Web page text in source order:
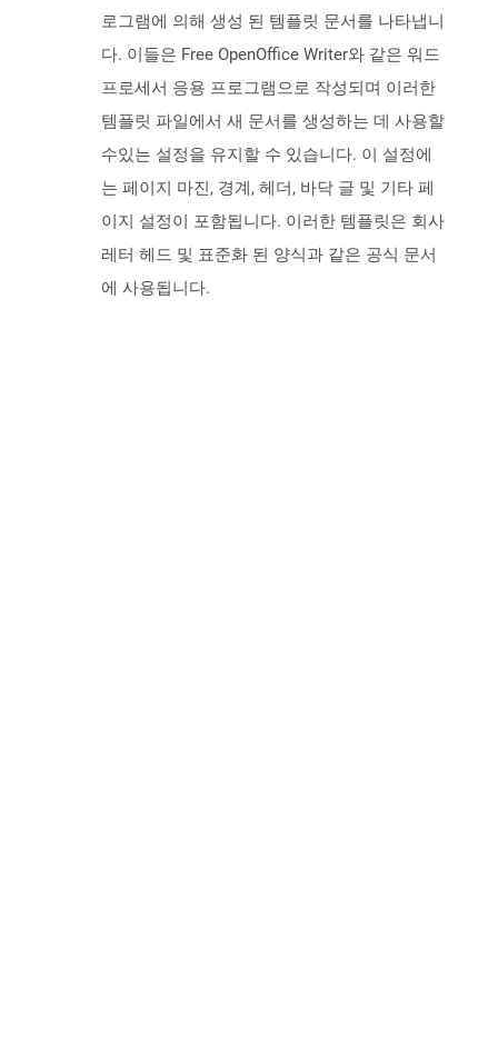
로그램에 의해 생성 된 템플릿 문서를 나타냅니
다. 이들은 Free OpenOffice Writer와 같은 워드
프로세서 응용 프로그램으로 작성되며 이러한
템플릿 파일에서 새 문서를 생성하는 데 사용할
수있는 설정을 유지할 수 있습니다. 이 설정에
는 페이지 마진, 경계, 헤더, 바닥 글 및 기타 페
이지 설정이 포함됩니다. 이러한 템플릿은 회사
레터 헤드 및 표준화 된 양식과 같은 공식 문서
에 사용됩니다.